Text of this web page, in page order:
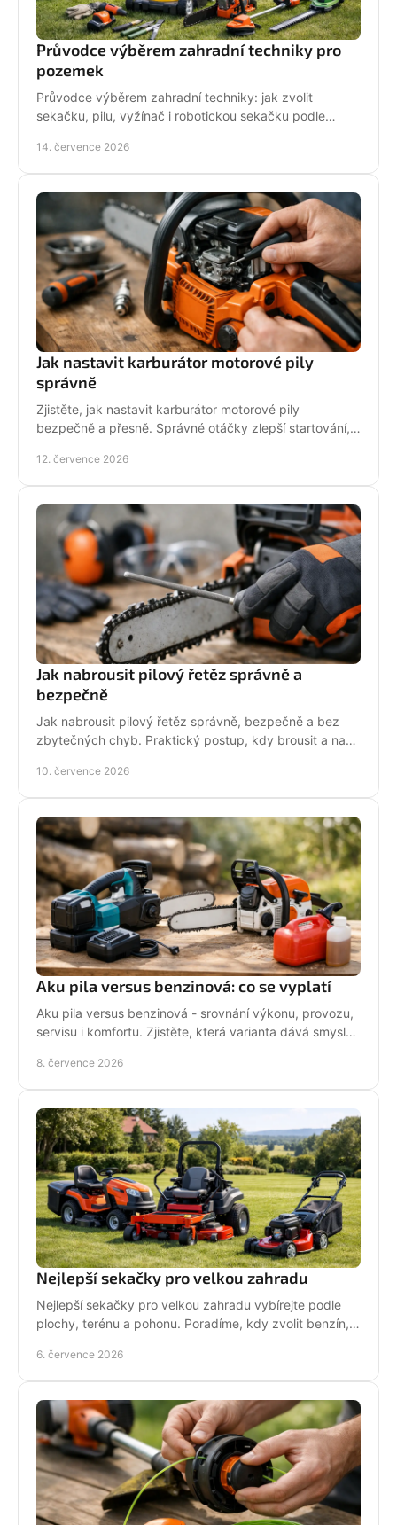
Průvodce výběrem zahradní techniky pro
pozemek
Průvodce výběrem zahradní techniky: jak zvolit
sekačku, pilu, vyžínač i robotickou sekačku podle
podpory.
14. července 2026
Jak nastavit karburátor motorové pily
správně
Zjistěte, jak nastavit karburátor motorové pily
bezpečně a přesně. Správné otáčky zlepší startování,
12. července 2026
Jak nabrousit pilový řetěz správně a
bezpečně
Jak nabrousit pilový řetěz správně, bezpečně a bez
zbytečných chyb. Praktický postup, kdy brousit a na
10. července 2026
Aku pila versus benzinová: co se vyplatí
Aku pila versus benzinová - srovnání výkonu, provozu,
servisu i komfortu. Zjistěte, která varianta dává smysl
8. července 2026
Nejlepší sekačky pro velkou zahradu
Nejlepší sekačky pro velkou zahradu vybírejte podle
plochy, terénu a pohonu. Poradíme, kdy zvolit benzín,
6. července 2026